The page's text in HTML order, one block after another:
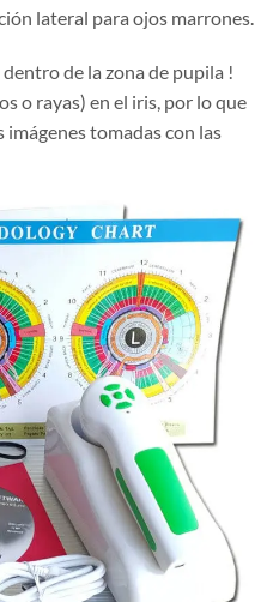
lateral para ojos marrones.
de la zona de pupila !
o rayas) en el iris, por lo que
imágenes tomadas con las